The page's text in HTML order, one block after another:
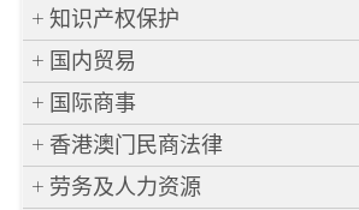
知识产权保护
国内贸易
国际商事
香港澳门民商法律
劳务及人力资源